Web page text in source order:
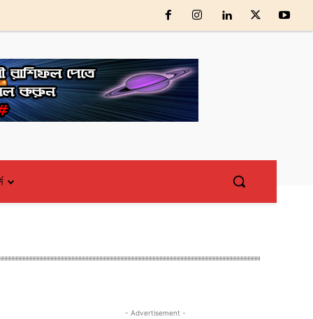
- Advertisement -